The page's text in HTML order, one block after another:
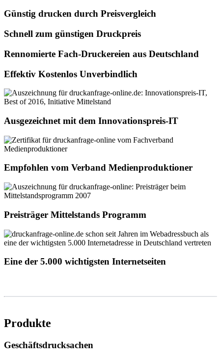
Günstig drucken durch Preisvergleich
Schnell zum günstigen Druckpreis
Rennomierte Fach-Druckereien aus Deutschland
Effektiv Kostenlos Unverbindlich
Ausgezeichnet mit dem Innovationspreis-IT
Empfohlen vom Verband Medienproduktioner
Preisträger Mittelstands Programm
Eine der 5.000 wichtigsten Internetseiten
Produkte
Geschäftsdrucksachen